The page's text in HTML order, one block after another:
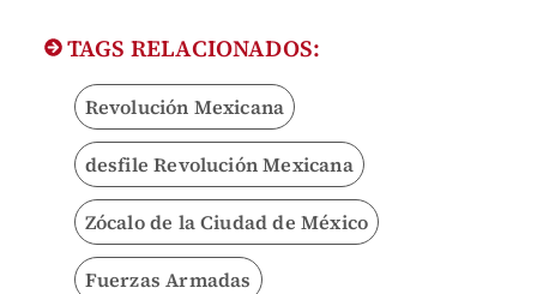
TAGS RELACIONADOS:
Revolución Mexicana
desfile Revolución Mexicana
Zócalo de la Ciudad de México
Fuerzas Armadas